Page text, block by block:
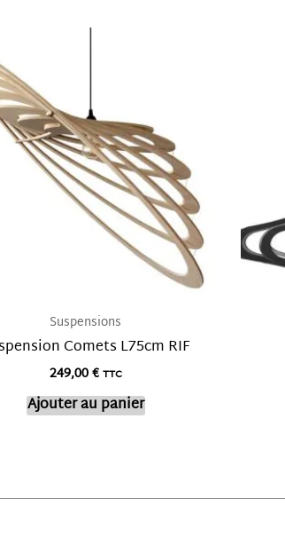
Suspensions
Comets L75cm RIF
249,00€ TTC
Ajouter au panier